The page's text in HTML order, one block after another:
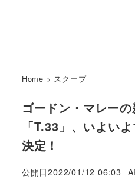
Home > スクープ
ゴードン・マレー
「T.33」、いよい
決定！
公開日2022/01/12 06:03